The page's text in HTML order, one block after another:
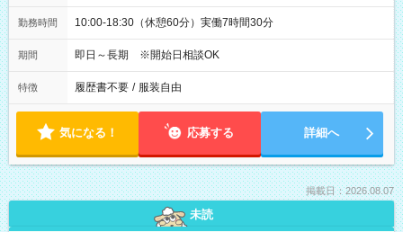
勤務時間 10:00-18:30（休憩60分）実働7時間30分
期間 即日～長期 ※開始日相談OK
特徴 履歴書不要 / 服装自由
気になる！ 応募する 詳細へ
掲載日：2026.08.07
未読